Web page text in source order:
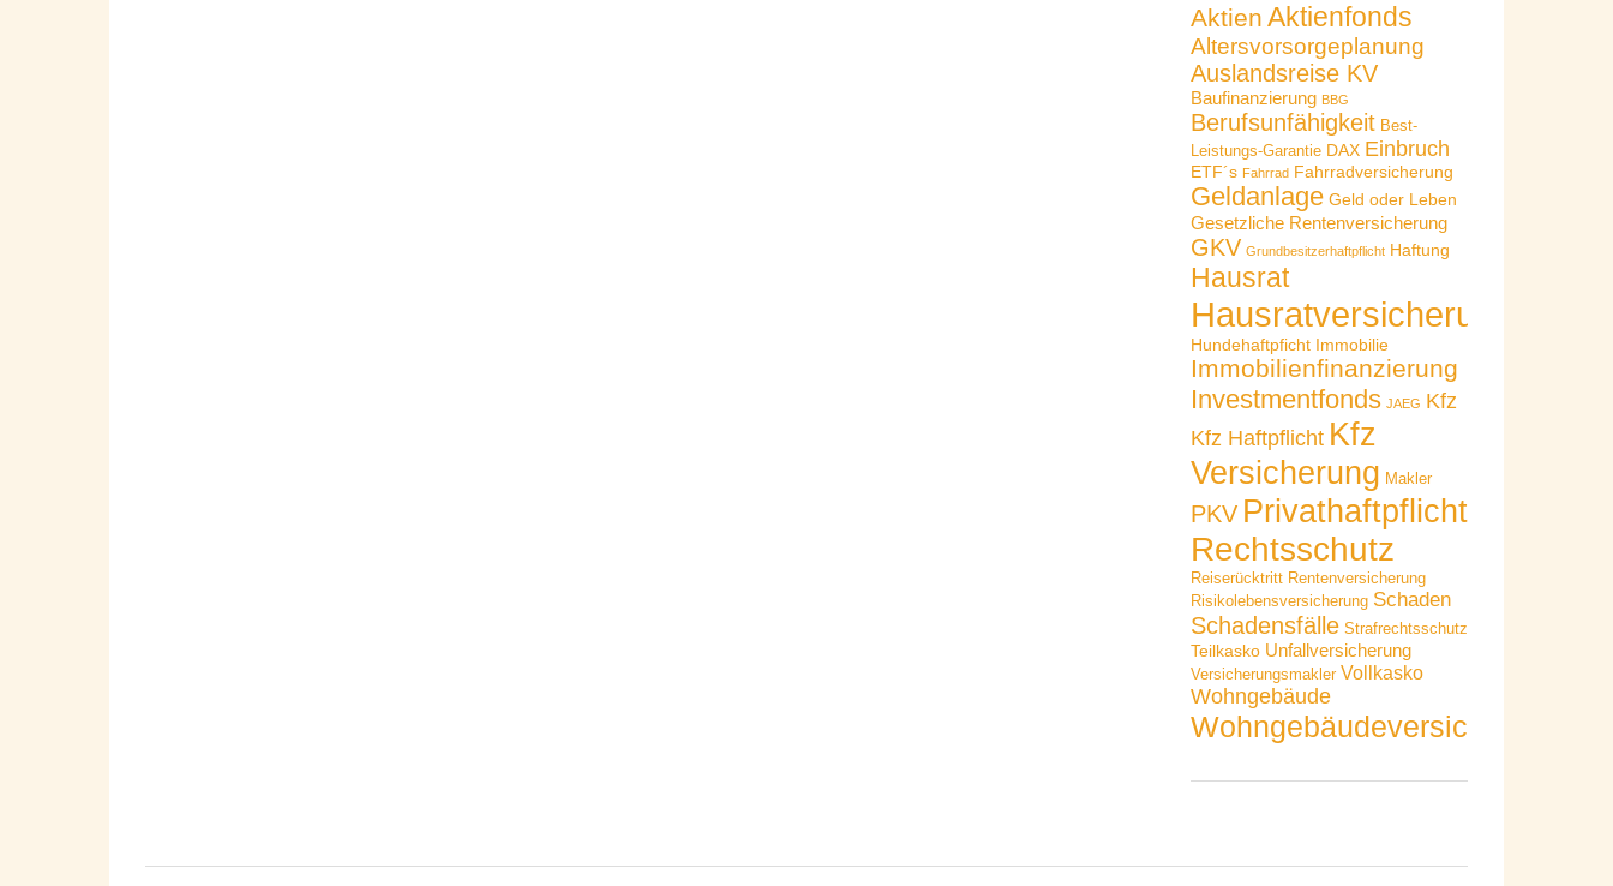
Aktien Aktienfonds
Altersvorsorgeplanung
Auslandsreise KV
Baufinanzierung BBG
Berufsunfähigkeit Best-
Leistungs-Garantie DAX Einbruch
ETF´s Fahrrad Fahrradversicherung
Geldanlage Geld oder Leben
Gesetzliche Rentenversicherung
GKV Grundbesitzerhaftpflicht Haftung
Hausrat
Hausratversicherung
Hundehaftpficht Immobilie
Immobilienfinanzierung
Investmentfonds JAEG Kfz
Kfz Haftpflicht Kfz
Versicherung Makler
PKV Privathaftpflicht
Rechtsschutz
Reiserücktritt Rentenversicherung
Risikolebensversicherung Schaden
Schadensfälle Strafrechtsschutz
Teilkasko Unfallversicherung
Versicherungsmakler Vollkasko
Wohngebäude
Wohngebäudeversicherung